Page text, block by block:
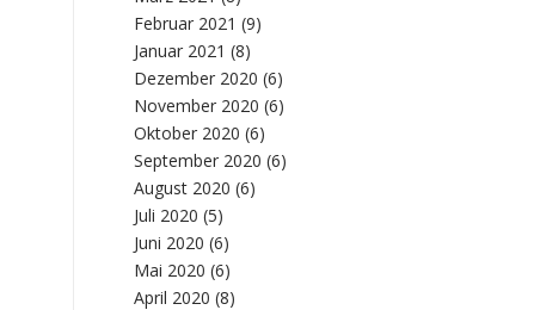
Februar 2021 (9)
Januar 2021 (8)
Dezember 2020 (6)
November 2020 (6)
Oktober 2020 (6)
September 2020 (6)
August 2020 (6)
Juli 2020 (5)
Juni 2020 (6)
Mai 2020 (6)
April 2020 (8)